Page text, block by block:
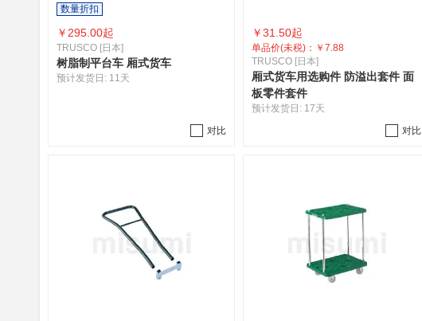
数量折扣
￥ 295.00起
TRUSCO [日本]
树脂制平台车 厢式货车
预计发货日: 11天
对比
￥31.50起
单品价(未税)： ￥7.88
TRUSCO [日本]
厢式货车用选购件 防溢出套件 面
板零件套件
预计发货日: 17天
对比